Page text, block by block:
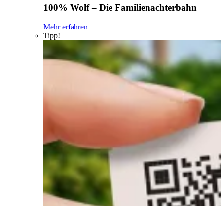
100% Wolf – Die Familienachterbahn
Mehr erfahren
Tipp!